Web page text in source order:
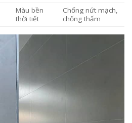
Màu bền
thời tiết
Chống nứt mạch,
chống thấm